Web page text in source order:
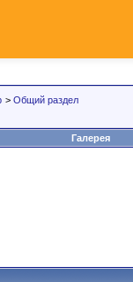
> Общий раздел
Галерея